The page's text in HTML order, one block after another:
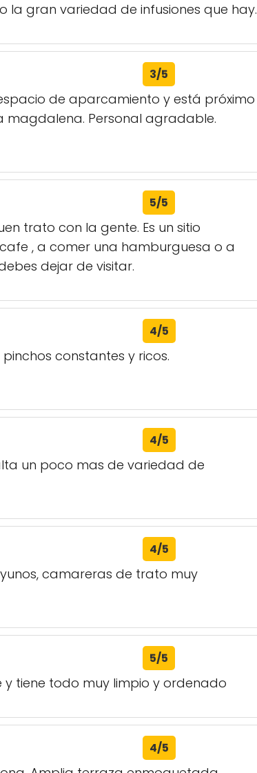
gran variedad de infusiones que hay.
3/5
de aparcamiento y está próximo
magdalena. Personal agradable.
5/5
trato con la gente. Es un sitio
, a comer una hamburguesa o a
dejar de visitar.
4/5
constantes y ricos.
4/5
un poco mas de variedad de
4/5
camareras de trato muy
5/5
tiene todo muy limpio y ordenado
4/5